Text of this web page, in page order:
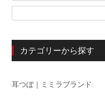
カテゴリーから探す
耳つぼ｜ミミラブランド